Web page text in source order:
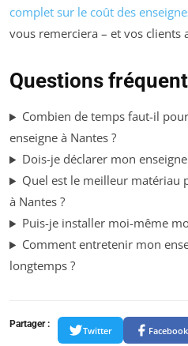
complet sur le coût des
vous remerciera – et vos clients
Questions
Combien de temps faut-il
enseigne à Nantes ?
Dois-je déclarer mon
Quel est le meilleur matériau
à Nantes ?
Puis-je installer moi-même
Comment entretenir mon
longtemps ?
Partager :
Twitter Facebook